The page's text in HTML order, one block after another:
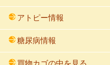
アトピー情報
糖尿病情報